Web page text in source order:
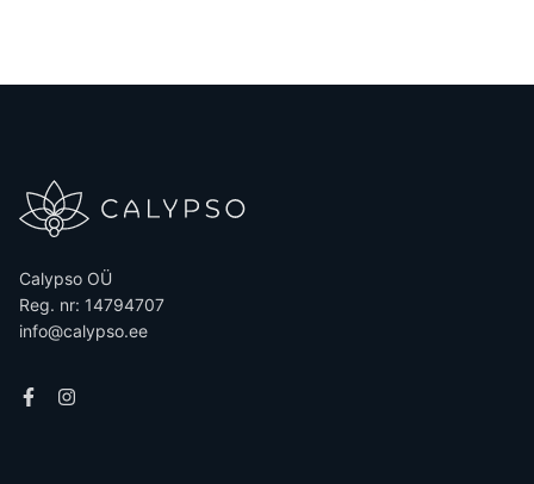
Calypso OÜ
Reg. nr: 14794707
info@calypso.ee